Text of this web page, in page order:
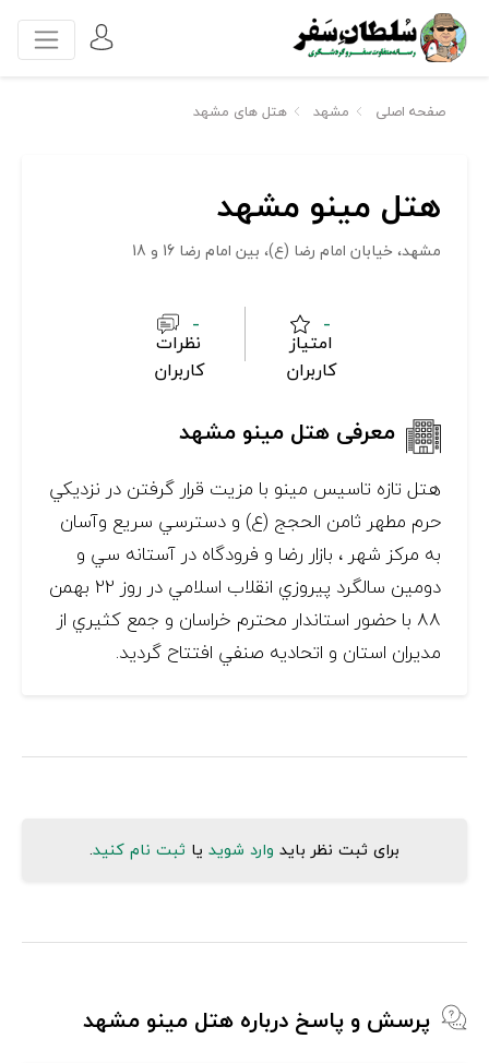
صفحه اصلی مشهد هتل های مشهد
هتل مینو مشهد
مشهد، خيابان امام رضا (ع)، بين امام رضا 16 و 18
-
امتیاز
کاربران
-
نظرات
کاربران
معرفی هتل مینو مشهد
هتل تازه تاسيس مينو با مزيت قرار گرفتن در نزديكي
حرم مطهر ثامن الحجج (ع) و دسترسي سريع وآسان
به مركز شهر ، بازار رضا و فرودگاه در آستانه سي و
دومين سالگرد پيروزي انقلاب اسلامي در روز 22 بهمن
88 با حضور استاندار محترم خراسان و جمع كثيري از
مديران استان و اتحاديه صنفي افتتاح گرديد.
برای ثبت نظر باید وارد شوید یا ثبت نام کنید.
پرسش و پاسخ درباره هتل مینو مشهد